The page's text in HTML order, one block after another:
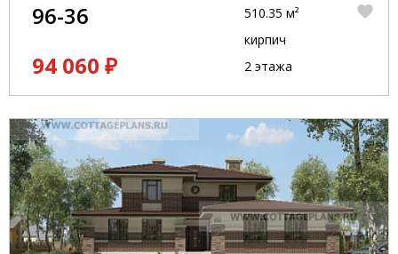
96-36
94 060 ₽
510.35 м²
кирпич
2 этажа